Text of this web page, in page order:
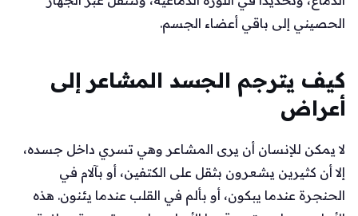
الحصيني إلى باقي أعضاء الجسم.
كيف يترجم الجسد المشاعر إلى
أعراض
لا يمكن للإنسان أن يرى المشاعر وهي تسري داخل جسده،
إلا أن كثيرين يشعرون بثقل على الكتفين، أو بآلام في
الحنجرة عندما يبكون، أو بألم في القلب عندما يئنون. هذه